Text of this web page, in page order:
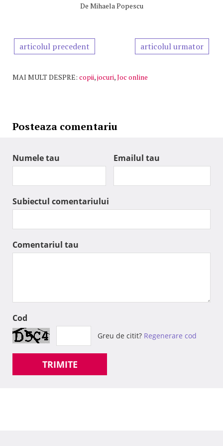
De Mihaela Popescu
articolul precedent articolul urmator
MAI MULT DESPRE: copii,jocuri,Joc online
Posteaza comentariu
Numele tau Emailul tau
Subiectul comentariului
Comentariul tau
Cod
Greu de citit? Regenerare cod
TRIMITE